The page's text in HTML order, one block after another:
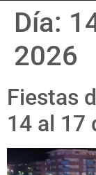
Día:
2026
Fiestas
14 al 17